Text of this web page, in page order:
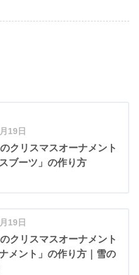
19日
クリスマスオーナメント
ブーツ」の作り方
19日
クリスマスオーナメント
メント」の作り方｜雪の